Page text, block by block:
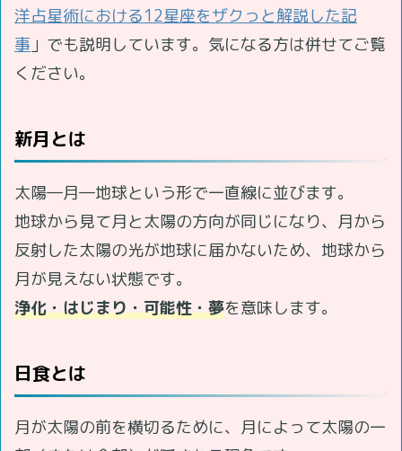
洋占星術における12星座をザクっと解説した記
事」でも説明しています。気になる方は併せてご覧
ください。
新月とは
太陽―月―地球という形で一直線に並びます。
地球から見て月と太陽の方向が同じになり、月から
反射した太陽の光が地球に届かないため、地球から
月が見えない状態です。
浄化・はじまり・可能性・夢を意味します。
日食とは
月が太陽の前を横切るために、月によって太陽の一